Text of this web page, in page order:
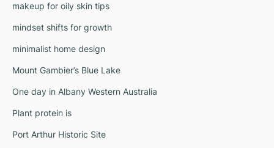
makeup for oily skin tips
mindset shifts for growth
minimalist home design
Mount Gambier’s Blue Lake
One day in Albany Western Australia
Plant protein is
Port Arthur Historic Site